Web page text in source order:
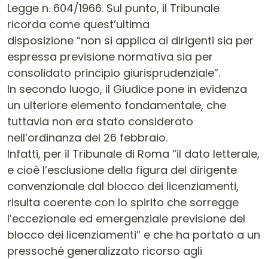
Legge n. 604/1966. Sul punto, il Tribunale
ricorda come quest’ultima
disposizione “non si applica ai dirigenti sia per
espressa previsione normativa sia per
consolidato principio giurisprudenziale”.
In secondo luogo, il Giudice pone in evidenza
un ulteriore elemento fondamentale, che
tuttavia non era stato considerato
nell’ordinanza del 26 febbraio.
Infatti, per il Tribunale di Roma “il dato letterale,
e cioè l’esclusione della figura del dirigente
convenzionale dal blocco dei licenziamenti,
risulta coerente con lo spirito che sorregge
l’eccezionale ed emergenziale previsione del
blocco dei licenziamenti” e che ha portato a un
pressoché generalizzato ricorso agli